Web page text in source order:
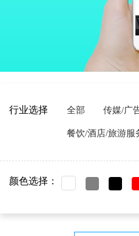
行业选择 全部 传媒/广
餐饮/酒店/旅游服
颜色选择：